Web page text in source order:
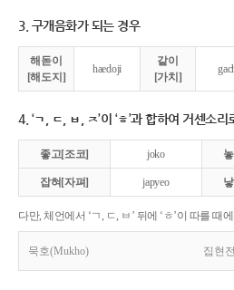
3. 구개음화가 되는 경우
해돋이
[해도지]
haedoji
같이
[가치]
4. ‘ㄱ, ㄷ, ㅂ, ㅈ’이 ‘ㅎ’과 합하여 거센소
좋고[조코] joko
잡혀[자펴] japyeo
다만, 체언에서 ‘ㄱ, ㄷ, ㅂ’ 뒤에 ‘ㅎ’이 따를 때
묵호(Mukho) 집현